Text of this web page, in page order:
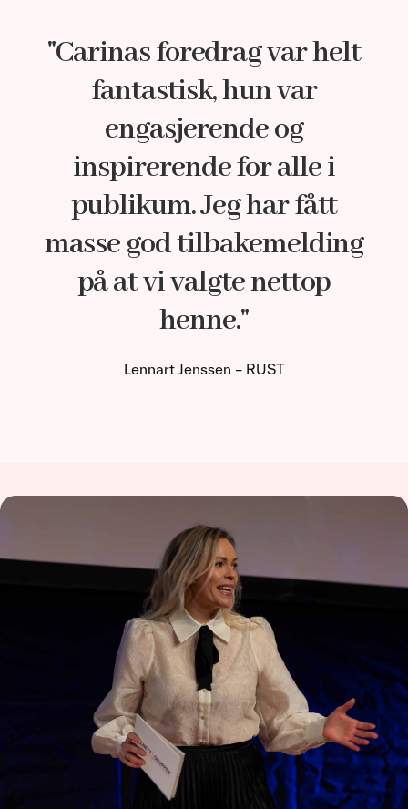
"Carinas foredrag var helt
fantastisk, hun var
engasjerende og
inspirerende for alle i
publikum. Jeg har fått
masse god tilbakemelding
på at vi valgte nettop
henne."
Lennart Jenssen – RUST